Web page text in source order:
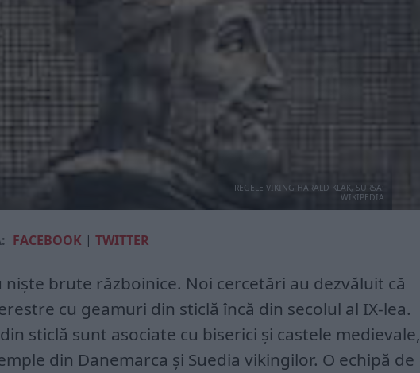
REGELE VIKING HARALD KLAK, SURSA:
WIKIPEDIA
FACEBOOK | TWITTER
niște brute războinice. Noi cercetări au dezvăluit că
cu geamuri din sticlă încă din secolul al IX-lea.
sticlă sunt asociate cu biserici și castele medievale,
din Danemarca și Suedia vikingilor. O echipă de